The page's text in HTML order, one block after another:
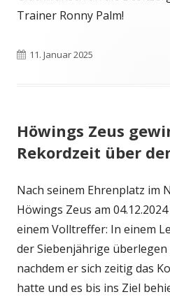
Trainer Ronny Palm!
Veröffentlicht
11. Januar 2025
Höwings Zeus
Rekordzeit über
Nach seinem Ehrenplatz im
Höwings Zeus am
einem Volltreffer: In einem
der Siebenjährige überlegen
nachdem er sich zeitig das
hatte und es bis ins Ziel